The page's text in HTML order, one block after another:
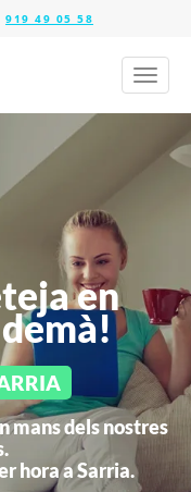
919 49 05 58
Toggle
en
mans dels nostres
hora aSarria.